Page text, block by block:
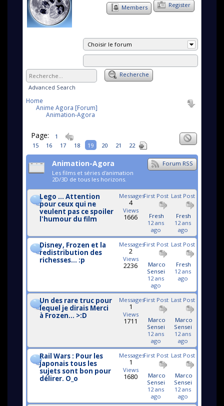
Register
Members
Choisir le forum
Recherche
Advanced Search
Home
Anime Agora [Forum]
Animation-Agora
Page:
1
15
16 17 18 19 20 21 22
Forum RSS
Animation-Agora
Les films et séries d'animation
2D/3D de tous les horizons.
Lego ... Attention
pour ceux qui ne
veulent pas ce spoiler
l'humour du film
Last Post
Fresh
12 ans
ago
First Post
Fresh
12 ans
ago
Messages
4
Views
1666
Disney, Frozen et la
redistribution des
richesses... :p
Last Post
Fresh
12 ans
ago
First Post
Marco
Sensei
12 ans
ago
Messages
2
Views
2236
Un des rare truc pour
lequel je dirais Merci
à Frozen... >:D
Last Post
Marco
Sensei
12 ans
ago
First Post
Marco
Sensei
12 ans
ago
Messages
1
Views
1711
Rail Wars : Pour les
japonais tous les
sujets sont bon pour
délirer. O_o
Last Post
Marco
Sensei
12 ans
ago
First Post
Marco
Sensei
12 ans
ago
Messages
1
Views
1680